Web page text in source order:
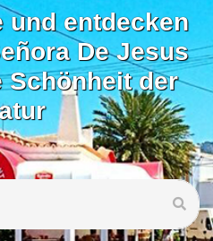
und entdecken
De Jesus
Schönheit der